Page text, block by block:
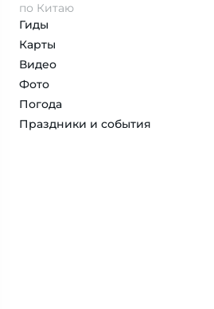
по Китаю
Гиды
Карты
Видео
Фото
Погода
Праздники и события